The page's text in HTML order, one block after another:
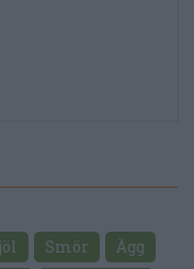
Smör
Ägg